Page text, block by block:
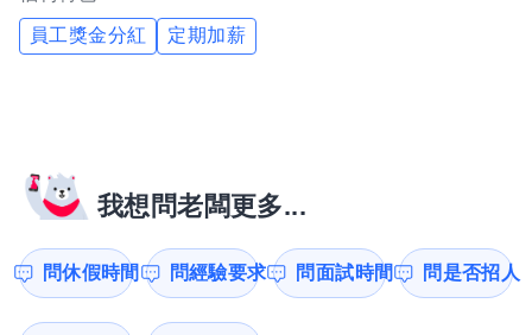
員工獎金分紅 定期加薪
我想問老闆更多...
問休假時間 問經驗要求 問面試時間 問是否招人